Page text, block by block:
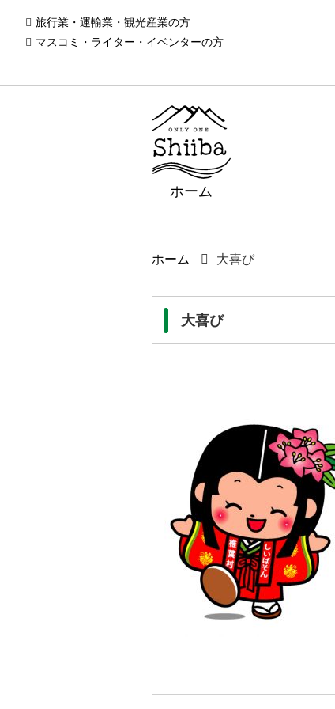
旅行業・運輸業・観光産業の方
マスコミ・ライター・イベンターの方
ホーム
ホーム 大喜び
大喜び